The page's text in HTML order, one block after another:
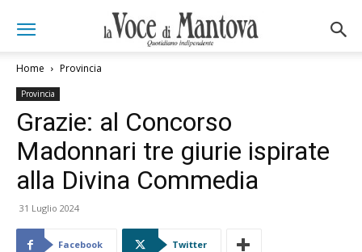
Home Provincia
Provincia
Grazie: al Concorso
Madonnari tre giurie ispirate
alla Divina Commedia
31 Luglio 2024
Facebook Twitter